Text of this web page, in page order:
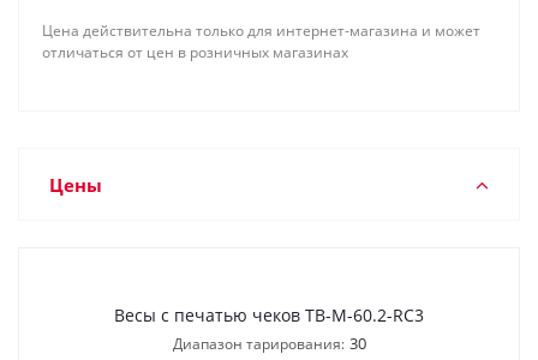
Цена действительна только для интернет-магазина и может
отличаться от цен в розничных магазинах
Цены
Весы с печатью чеков ТВ-M-60.2-RC3
Диапазон тарирования: 30